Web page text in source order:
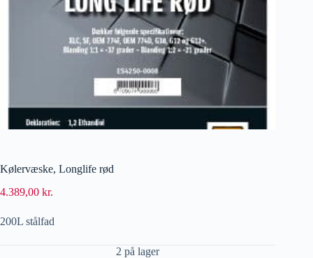
Kølervæske, Longlife rød
4.389,00 kr.
200L stålfad
2 på lager